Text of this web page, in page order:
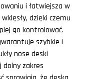
i łatwiejsza w
dzięki czemu
go kontrolować.
szybkie i
nose deski
dolny zakres